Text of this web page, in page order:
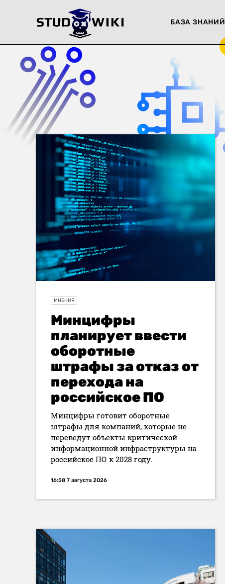
БАЗА ЗНАНИЙ
МНЕНИЯ
Минцифры
планирует ввести
оборотные
штрафы за отказ от
перехода на
российское ПО
Минцифры готовит оборотные
штрафы для компаний, которые не
переведут объекты критической
информационной инфраструктуры на
российское ПО к 2028 году.
16:58 7 августа 2026